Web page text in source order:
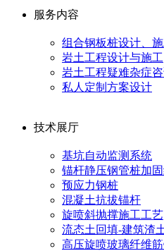
服务内容
组合钢板桩设计、
岩土工程设计与施工
岩土工程疑难杂症
私人定制方案设计
技术展厅
基坑自动监测系统
锚杆静压钢管桩加
预应力钢桩
混凝土抗拔锚杆
旋喷斜抛撑施工工艺
流态土回填-建筑渣
高压旋喷玻璃纤维